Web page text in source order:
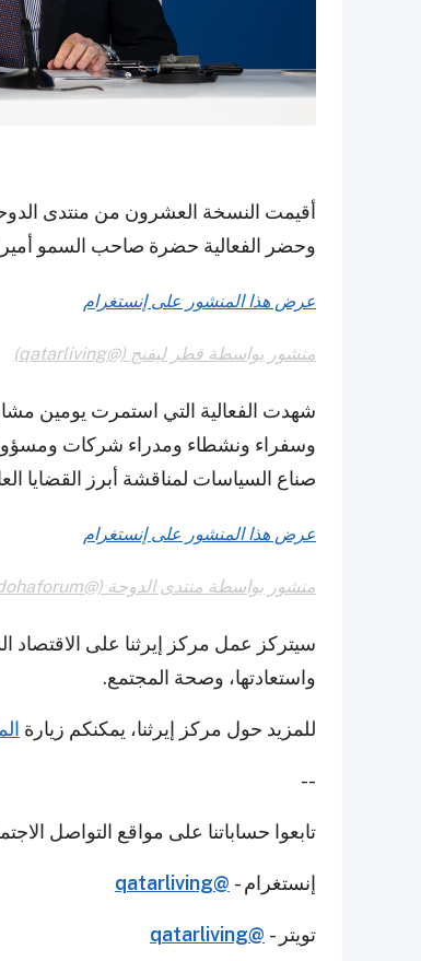
أقيمت النسخة العشرون من منتدى
وحضر الفعالية حضرة صاحب السمو أمير
عرض هذا المنشور على إنستغرام
منشور بواسطة قطر ليفنج (@qatarliving)
شهدت الفعالية التي استمرت يومين
وسفراء ونشطاء ومدراء شركات
صناع السياسات لمناقشة أبرز القضايا
عرض هذا المنشور على إنستغرام
منشور بواسطة منتدى الدوحة (@dohaforum)
سيتركز عمل مركز إيرثنا على الاقتصاد
واستعادتها، وصحة المجتمع.
للمزيد حول مركز إيرثنا، يمكنكم زيارة
--
تابعوا حساباتنا على مواقع التواصل
إنستغرام - @qatarliving
تويتر - @qatarliving